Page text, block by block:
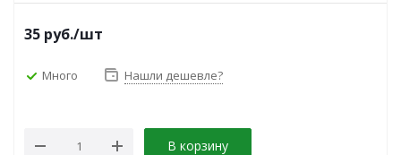
35 руб./шт
Много Нашли дешевле?
В корзину